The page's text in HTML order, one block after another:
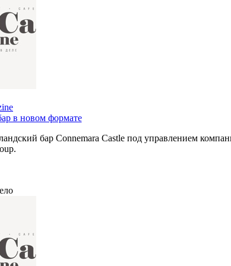
в новом формате
бар Connemara Castle под управлением